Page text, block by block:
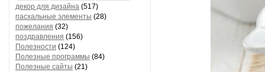
декор для дизайна (517)
пасхальные элементы (28)
пожелания (32)
поздравления (156)
Полезности (124)
Полезные программы (84)
Полезные сайты (21)